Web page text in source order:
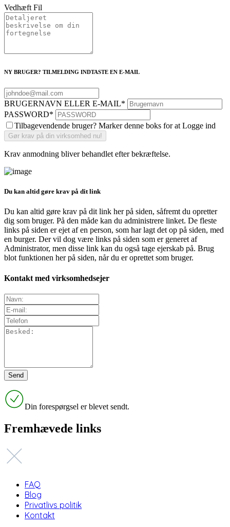
Vedhæft Fil
NY BRUGER? TILMELDING INDTASTE EN E-MAIL
BRUGERNAVN ELLER E-MAIL*
PASSWORD*
Tilbagevendende bruger? Marker denne boks for at Logge ind
Krav anmodning bliver behandlet efter bekræftelse.
Du kan altid gøre krav på dit link
Du kan altid gøre krav på dit link her på siden, såfremt du opretter
dig som bruger. På den måde kan du administrere linket. De fleste
links på siden er ejet af en person, som har lagt det op på siden, med
en burger. Der vil dog være links på siden som er generet af
Administrator, men disse link kan du også tage ejerskab på. Brug
blot funktionen her på siden, når du er oprettet som bruger.
Kontakt med virksomhedsejer
Din forespørgsel er blevet sendt.
Fremhævede links
FAQ
Blog
Privatlivs politik
Kontakt